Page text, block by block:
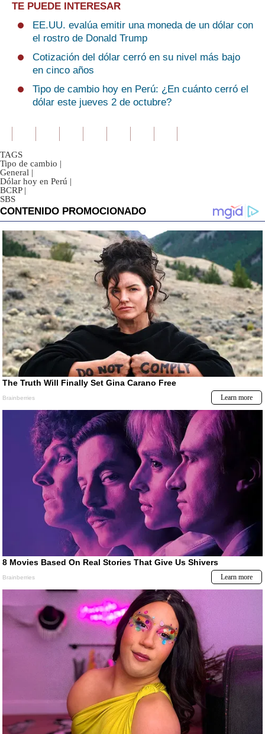
TE PUEDE INTERESAR
EE.UU. evalúa emitir una moneda de un dólar con
el rostro de Donald Trump
Cotización del dólar cerró en su nivel más bajo
en cinco años
Tipo de cambio hoy en Perú: ¿En cuánto cerró el
dólar este jueves 2 de octubre?
TAGS
Tipo de cambio |
General |
Dólar hoy en Perú |
BCRP |
SBS